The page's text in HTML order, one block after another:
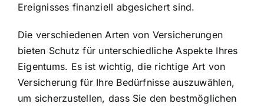
Ereignisses finanziell abgesichert sind.
Die verschiedenen Arten von Versicherungen
bieten Schutz für unterschiedliche Aspekte Ihres
Eigentums. Es ist wichtig,die richtige Art von
Versicherung für Ihre Bedürfnisse auszuwählen,
um sicherzustellen, dass Sie den bestmöglichen